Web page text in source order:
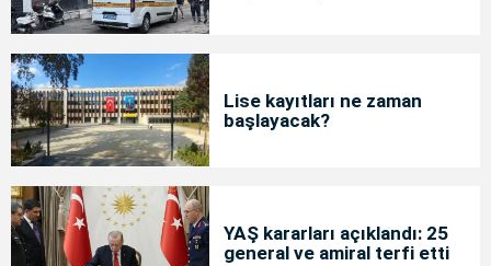
Lise kayıtları ne zaman
başlayacak?
YAŞ kararları açıklandı: 25
general ve amiral terfi etti